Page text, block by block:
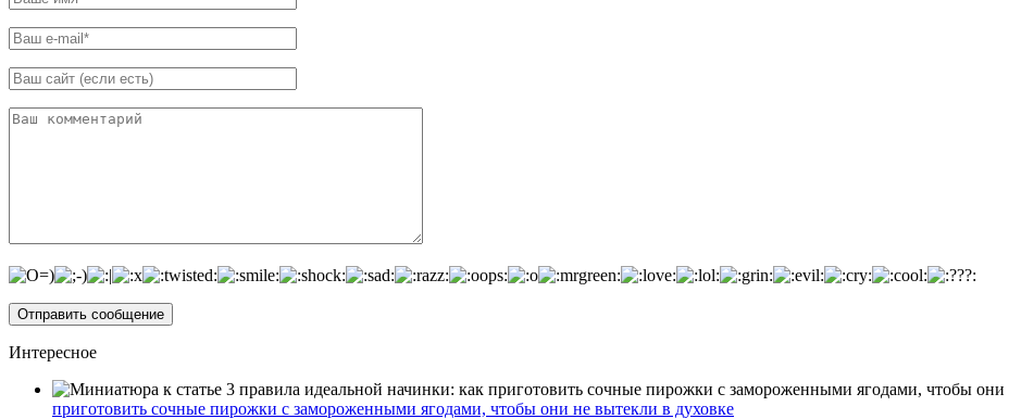
Интересное
приготовить сочные пирожки с замороженными ягодами, чтобы они не вытекли в духовке